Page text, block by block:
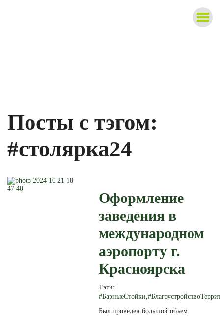
Посты с тэгом:
#столярка24
Оформление
заведения в
международном
аэропорту г.
Красноярска
Тэги:
#БарныеСтойки,
Был проведен большой объем